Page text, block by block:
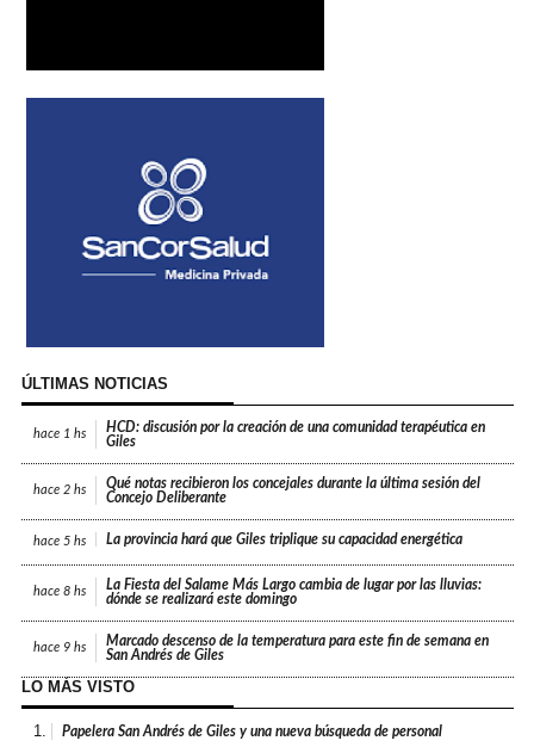
ÚLTIMAS NOTICIAS
hace 1 hs
HCD: discusión por la creación de una comunidad terapéutica en
Giles
hace 2 hs
Qué notas recibieron los concejales durante la última sesión del
Concejo Deliberante
hace 5 hs La provincia hará que Giles triplique su capacidad energética
hace 8 hs
La Fiesta del Salame Más Largo cambia de lugar por las lluvias:
dónde se realizará este domingo
hace 9 hs
Marcado descenso de la temperatura para este fin de semana en
San Andrés de Giles
LO MÁS VISTO
1. Papelera San Andrés de Giles y una nueva búsqueda de personal